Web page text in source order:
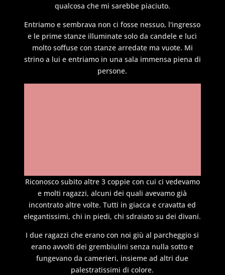
qualcosa che mi sarebbe piaciuto.
Entriamo e sembrava non ci fosse nessuo, l'ingresso
e le prime stanze illuminate solo da candele e luci
molto soffuse con stanze arredate ma vuote. Mi
strino a lui e entriamo in una sala immensa piena di
persone.
Riconosco subito altre 3 coppie con cui ci vedevamo
e molti ragazzi, alcuni dei quali avevamo già
incontrato altre volte. Tutti in giacca e cravatta ed
elegantissimi, chi in piedi, chi sdraiato su dei divani.
I due ragazzi che erano con noi giù al parcheggio si
erano avvolti dei grembiulini senza nulla sotto e
fungevano da camerieri, insieme ad altri due
palestratissimi di colore.